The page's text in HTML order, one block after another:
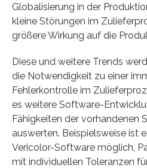
Globalisierung in der
kleine Störungen im
größere Wirkung auf die
Diese und weitere Trends
die Notwendigkeit zu einer
Fehlerkontrolle im
es weitere Software-
Fähigkeiten der vorhandenen
auswerten. Beispielsweise ist
Vericolor-Software möglich,
mit individuellen Toleranzen